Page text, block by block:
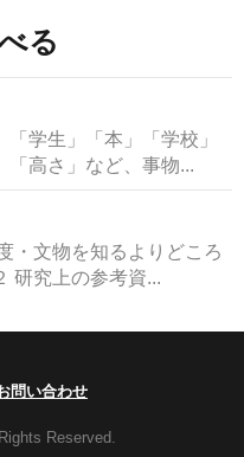
る
学生」「本」「学校」
「高さ」など、事物...
・文物を知るよりどころ
研究上の参考資...
問い合わせ
Reserved.